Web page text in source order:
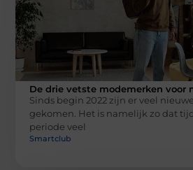
De drie vetste modemerken voor
Sinds begin 2022 zijn er veel
gekomen. Het is namelijk zo dat
periode veel
Smartclub